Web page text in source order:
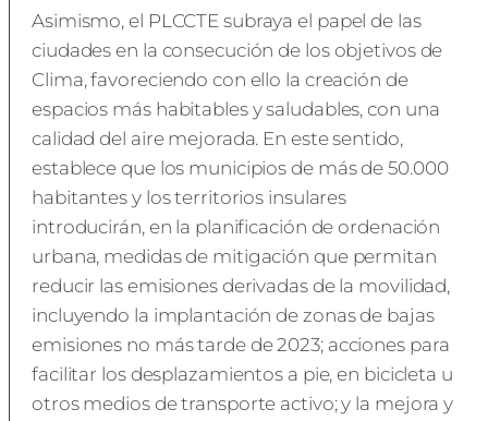
Asimismo, el PLCCTE subraya el papel de las
ciudades en la consecución de los objetivos de
Clima, favoreciendo con ello la creación de
espacios más habitables y saludables, con una
calidad del aire mejorada. En este sentido,
establece que los municipios de más de 50.000
habitantes y los territorios insulares
introducirán, en la planificación de ordenación
urbana, medidas de mitigación que permitan
reducir las emisiones derivadas de la movilidad,
incluyendo la implantación de zonas de bajas
emisiones no más tarde de 2023; acciones para
facilitar los desplazamientos a pie, en bicicleta u
otros medios de transporte activo; y la mejora y